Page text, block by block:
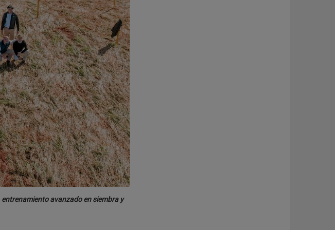
entrenamiento avanzado en siembra y